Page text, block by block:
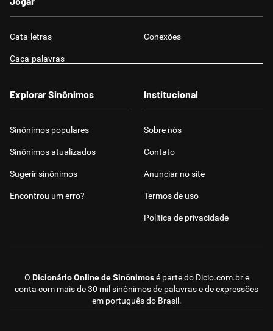
Cata-letras Conexões
Caça-palavras
O Dicionário Online de Sinônimosé parte do Dicio.com.bre
conta com mais de 30 mil sinônimos de palavras e de expressões
em português do Brasil.
Explorar Sinônimos
Sinônimos populares
Sinônimos atualizados
Sugerir sinônimos
Encontrou um erro?
Institucional
Sobre nós
Contato
Anunciar no site
Termos de uso
Política de privacidade